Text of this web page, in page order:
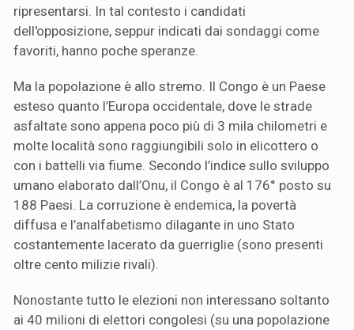
ripresentarsi. In tal contesto i candidati
dell'opposizione, seppur indicati dai sondaggi come
favoriti, hanno poche speranze.
Ma la popolazione è allo stremo. Il Congo è un Paese
esteso quanto l’Europa occidentale, dove le strade
asfaltate sono appena poco più di 3 mila chilometri e
molte località sono raggiungibili solo in elicottero o
con i battelli via fiume. Secondo l’indice sullo sviluppo
umano elaborato dall’Onu, il Congo è al 176° posto su
188 Paesi. La corruzione è endemica, la povertà
diffusa e l’analfabetismo dilagante in uno Stato
costantemente lacerato da guerriglie (sono presenti
oltre cento milizie rivali).
Nonostante tutto le elezioni non interessano soltanto
ai 40 milioni di elettori congolesi (su una popolazione